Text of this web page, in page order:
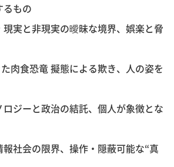
るもの
実と非現実の曖昧な境界、娯楽と脅
肉食恐竜 擬態による欺き、人の姿を
ジーと政治の結託、個人が象徴とな
社会の限界、操作・隠蔽可能な“真